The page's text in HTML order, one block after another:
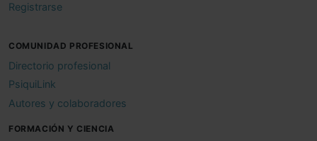
Registrarse
COMUNIDAD PROFESIONAL
Directorio profesional
PsiquiLink
Autores y colaboradores
FORMACIÓN Y CIENCIA